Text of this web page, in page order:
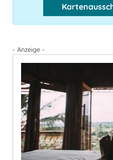
- Anzeige -